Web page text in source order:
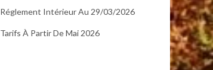
Réglement Intérieur Au 29/03/2026
Tarifs À Partir De Mai 2026